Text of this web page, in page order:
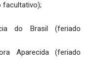
facultativo);
do Brasil (feriado
Aparecida (feriado